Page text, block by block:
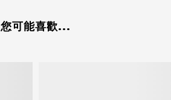
您可能喜歡...